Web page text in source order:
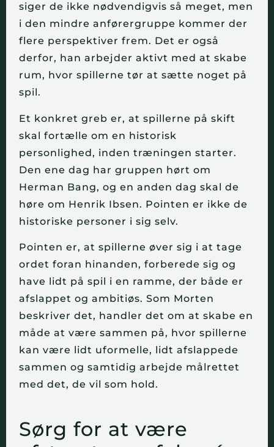
siger de ikke nødvendigvis så meget, men
i den mindre anførergruppe kommer der
flere perspektiver frem. Det er også
derfor, han arbejder aktivt med at skabe
rum, hvor spillerne tør at sætte noget på
spil.
Et konkret greb er, at spillerne på skift
skal fortælle om en historisk
personlighed, inden træningen starter.
Den ene dag har gruppen hørt om
Herman Bang, og en anden dag skal de
høre om Henrik Ibsen. Pointen er ikke de
historiske personer i sig selv.
Pointen er, at spillerne øver sig i at tage
ordet foran hinanden, forberede sig og
have lidt på spil i en ramme, der både er
afslappet og ambitiøs. Som Morten
beskriver det, handler det om at skabe en
måde at være sammen på, hvor spillerne
kan være lidt uformelle, lidt afslappede
sammen og samtidig arbejde målrettet
med det, de vil som hold.
Sørg for at være